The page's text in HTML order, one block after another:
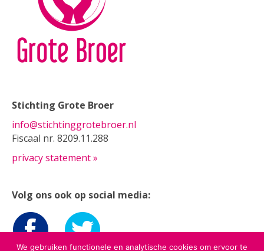
Stichting Grote Broer
info@stichtinggrotebroer.nl
Fiscaal nr. 8209.11.288
privacy statement »
Volg ons ook op social media:
We gebruiken functionele en analytische cookies om ervoor te